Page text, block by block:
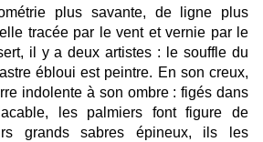
plus savante, de ligne plus
tracée par le vent et vernie par le
il y a deux artistes : le souffle du
ébloui est peintre. En son creux,
indolente à son ombre : figés dans
les palmiers font figure de
grands sabres épineux, ils les